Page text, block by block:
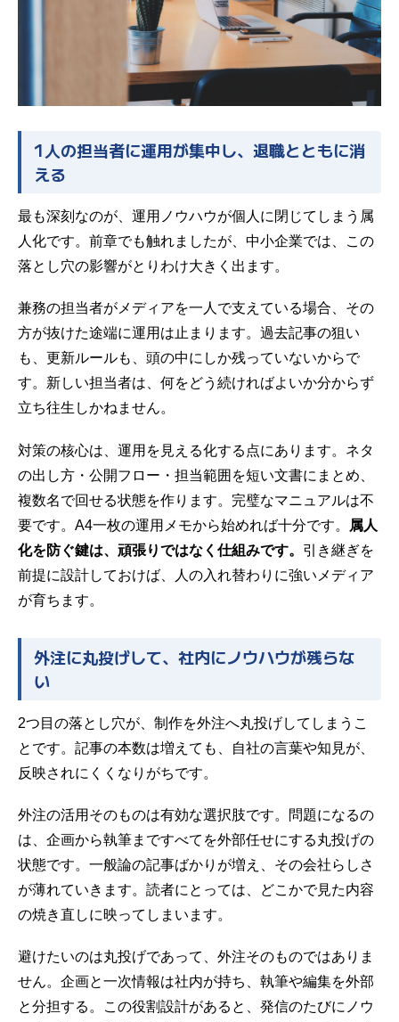
1人の担当者に運用が集中し、退職とともに消
える
最も深刻なのが、運用ノウハウが個人に閉じてしまう属
人化です。前章でも触れましたが、中小企業では、この
落とし穴の影響がとりわけ大きく出ます。
兼務の担当者がメディアを一人で支えている場合、その
方が抜けた途端に運用は止まります。過去記事の狙い
も、更新ルールも、頭の中にしか残っていないからで
す。新しい担当者は、何をどう続ければよいか分からず
立ち往生しかねません。
対策の核心は、運用を見える化する点にあります。ネタ
の出し方・公開フロー・担当範囲を短い文書にまとめ、
複数名で回せる状態を作ります。完璧なマニュアルは不
要です。A4一枚の運用メモから始めれば十分です。
属人
化を防ぐ鍵は、頑張りではなく仕組みです。 引き継ぎを
前提に設計しておけば、人の入れ替わりに強いメディア
が育ちます。
外注に丸投げして、社内にノウハウが残らな
い
2つ目の落とし穴が、制作を外注へ丸投げしてしまうこ
とです。記事の本数は増えても、自社の言葉や知見が、
反映されにくくなりがちです。
外注の活用そのものは有効な選択肢です。問題になるの
は、企画から執筆まですべてを外部任せにする丸投げの
状態です。一般論の記事ばかりが増え、その会社らしさ
が薄れていきます。読者にとっては、どこかで見た内容
の焼き直しに映ってしまいます。
避けたいのは丸投げであって、外注そのものではありま
せん。企画と一次情報は社内が持ち、執筆や編集を外部
と分担する。この役割設計があると、発信のたびにノウ